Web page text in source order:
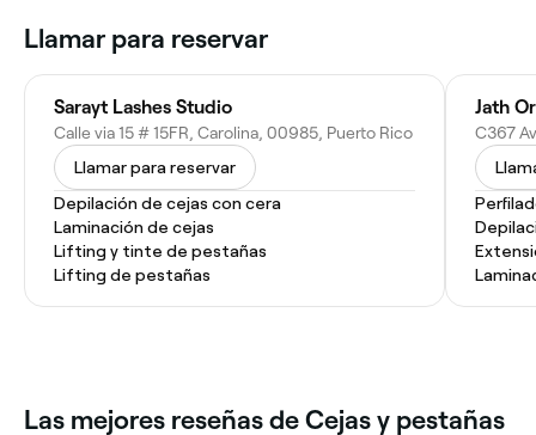
Llamar para reservar
Sarayt Lashes Studio
Calle via 15 # 15FR, Carolina, 00985, Puerto Rico
Llamar para reservar
Depilación de cejas con cera
Laminación de cejas
Lifting y tinte de pestañas
Lifting de pestañas
Jath
Las mejores reseñas de Cejas y pestañas